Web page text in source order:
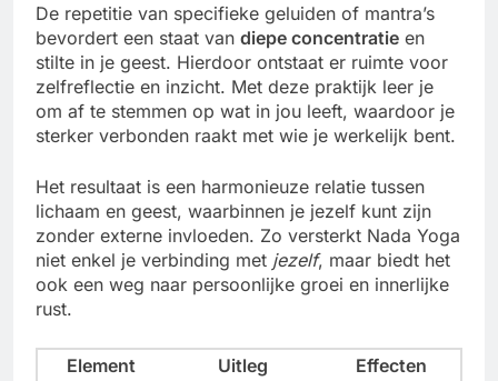
De repetitie van specifieke geluiden of mantra’s
bevordert een staat van diepe concentratie en
stilte in je geest. Hierdoor ontstaat er ruimte voor
zelfreflectie en inzicht. Met deze praktijk leer je
om af te stemmen op wat in jou leeft, waardoor je
sterker verbonden raakt met wie je werkelijk bent.
Het resultaat is een harmonieuze relatie tussen
lichaam en geest, waarbinnen je jezelf kunt zijn
zonder externe invloeden. Zo versterkt Nada Yoga
niet enkel je verbinding met jezelf, maar biedt het
ook een weg naar persoonlijke groei en innerlijke
rust.
Element Uitleg Effecten